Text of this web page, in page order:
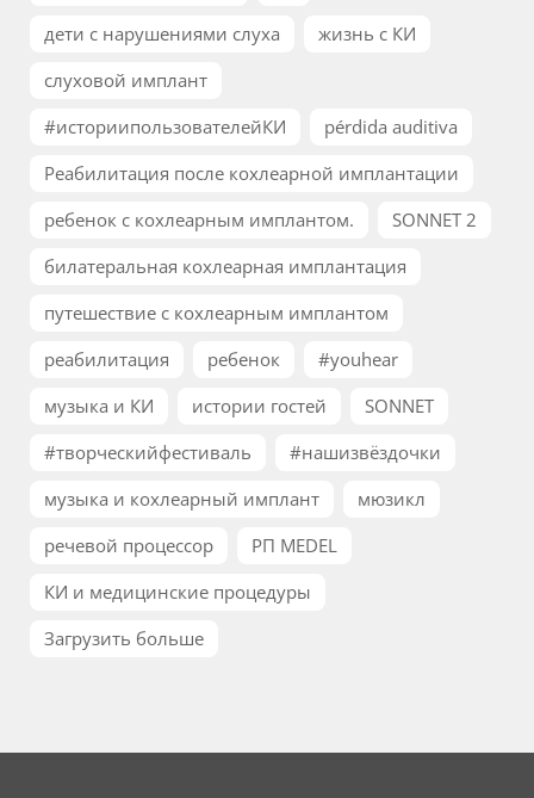
дети с нарушениями слуха
жизнь с КИ
слуховой имплант
#историипользователейКИ
pérdida auditiva
Реабилитация после кохлеарной имплантации
ребенок с кохлеарным имплантом.
SONNET 2
билатеральная кохлеарная имплантация
путешествие с кохлеарным имплантом
реабилитация
ребенок
#youhear
музыка и КИ
истории гостей
SONNET
#творческийфестиваль
#нашизвёздочки
музыка и кохлеарный имплант
мюзикл
речевой процессор
РП MEDEL
КИ и медицинские процедуры
Загрузить больше